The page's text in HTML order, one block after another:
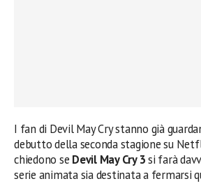
I fan di Devil May Cry stanno già
debutto della seconda stagione su
chiedono se Devil May Cry 3si farà
serie animata sia destinata a fermarsi